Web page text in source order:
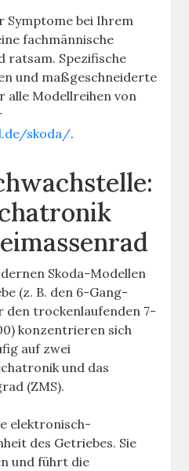
Symptome bei Ihrem
fachmännische
ratsam. Spezifische
und maßgeschneiderte
alle Modellreihen von
skoda/.
Skoda-Modellen
(z. B. den 6-Gang-
den trockenlaufenden 7-
konzentrieren sich
auf zwei
und das
(ZMS).
elektronisch-
des Getriebes. Sie
und führt die